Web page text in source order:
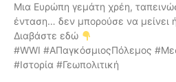
Μια Ευρώπη γεμάτη χρέη,
ένταση… δεν μπορούσε να μείνει
Διαβάστε εδώ
#WWI #ΑΠαγκόσμιοςΠόλεμος
#Ιστορία #Γεωπολιτική